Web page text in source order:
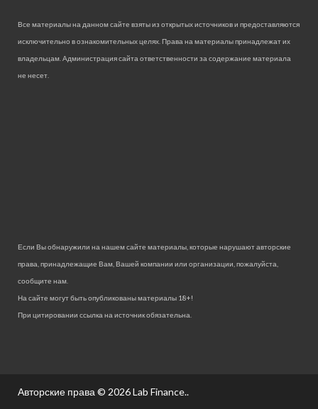
Все материалы на данном сайте взяты из открытых источников и предоставляются
исключительно в ознакомительных целях. Права на материалы принадлежат их
владельцам. Администрация сайта ответственности за содержание материала
не несет.
Если Вы обнаружили на нашем сайте материалы, которые нарушают авторские
права, принадлежащие Вам, Вашей компании или организации, пожалуйста,
сообщите нам.
На сайте могут быть опубликованы материалы 18+!
При цитировании ссылка на источник обязательна.
Авторские права © 2026Lab Finance..